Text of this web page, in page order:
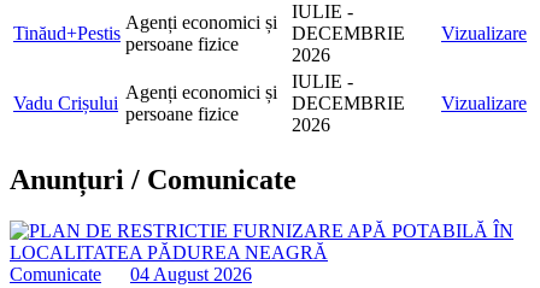
Tinăud+Pestis
Agenți economici și
persoane fizice
IULIE -
DECEMBRIE
2026
Vizualizare
Vadu Crișului
Agenți economici și
persoane fizice
IULIE -
DECEMBRIE
2026
Vizualizare
Anunțuri / Comunicate
Comunicate 04 August 2026